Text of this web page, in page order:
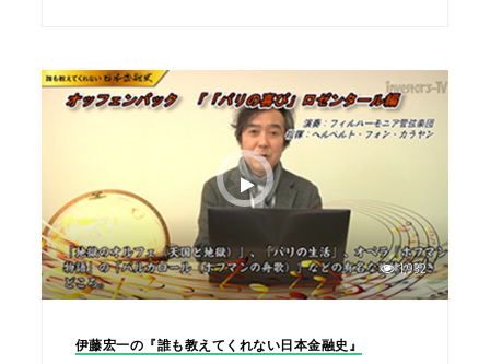
1,932
伊藤宏一の『誰も教えてくれない日本金融史』